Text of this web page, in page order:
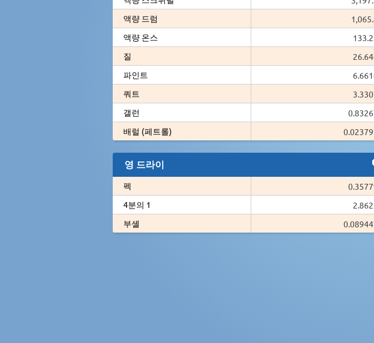
액량 드럼
액량 온스
질
파인트
쿼트
갤런
배럴 (페트롤)
영 드라이
펙
4분의 1
부셸